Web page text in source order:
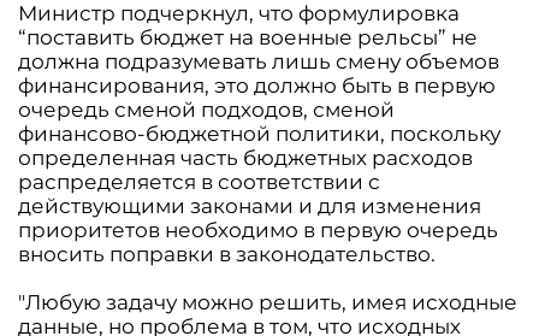
Министр подчеркнул, что формулировка
“поставить бюджет на военные рельсы” не
должна подразумевать лишь смену объемов
финансирования, это должно быть в первую
очередь сменой подходов, сменой
финансово-бюджетной политики, поскольку
определенная часть бюджетных расходов
распределяется в соответствии с
действующими законами и для изменения
приоритетов необходимо в первую очередь
вносить поправки в законодательство.
"Любую задачу можно решить, имея исходные
данные, но проблема в том, что исходных